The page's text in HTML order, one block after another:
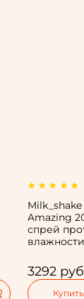
Amazing
спрей
влажности
3292 руб